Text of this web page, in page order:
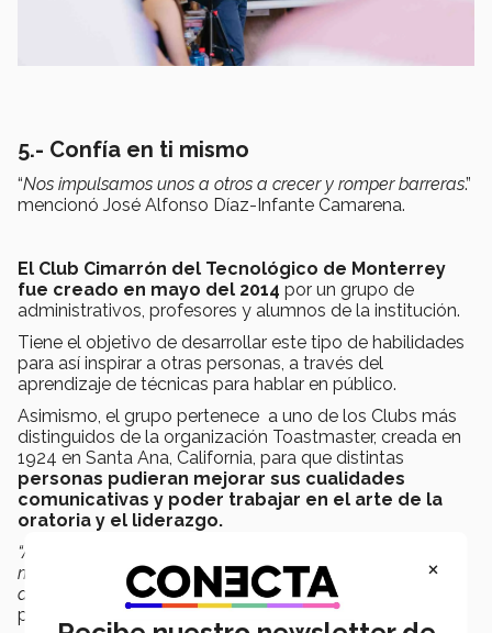
5.- Confía en ti mismo
“Nos impulsamos unos a otros a crecer y romper barreras.”
mencionó José Alfonso Díaz-Infante Camarena.
El Club Cimarrón del Tecnológico de Monterrey
fue creado en mayo del 2014 por un grupo de
administrativos, profesores y alumnos de la institución.
Tiene el objetivo de desarrollar este tipo de habilidades
para así inspirar a otras personas, a través del
aprendizaje de técnicas para hablar en público.
Asimismo, el grupo pertenece a uno de los Clubs más
distinguidos de la organización Toastmaster, creada en
1924 en Santa Ana, California, para que distintas
personas pudieran mejorar sus cualidades
comunicativas y poder trabajar en el arte de la
oratoria y el liderazgo.
“Al pertenecer al club Cimarrón del Tec de Monterrey, los
miembros se sentirán apoyados, retados en un ambiente
de confianza, amabilidad y de familia”,comparte la
profesora.
×